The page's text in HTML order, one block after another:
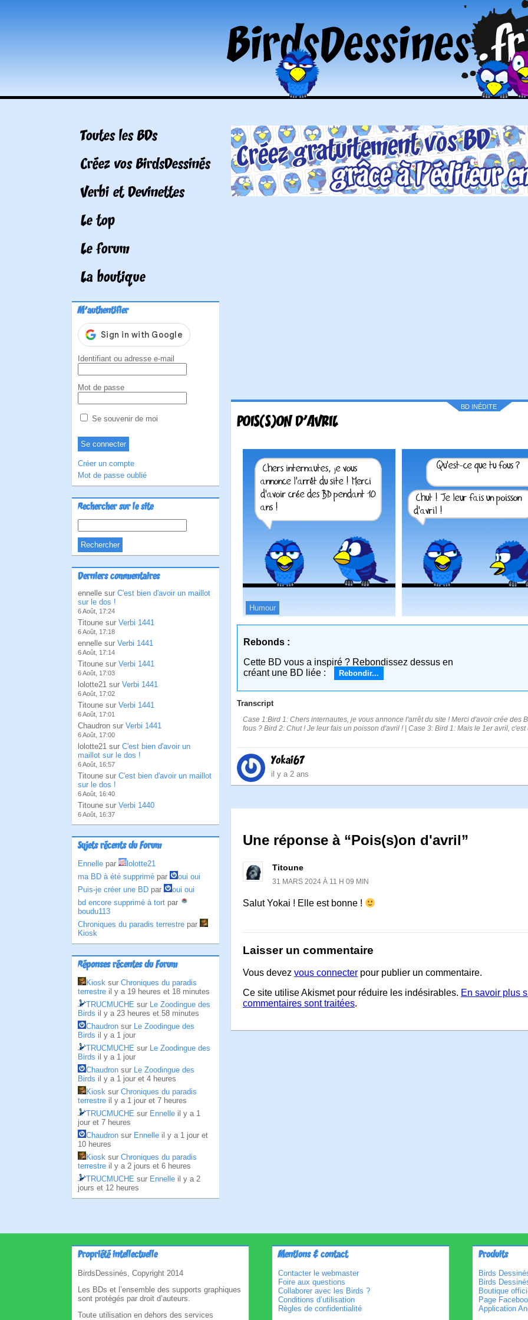
Toutes les BDs
Créez vos BirdsDessinés
Verbi et Devinettes
Le top
Le forum
La boutique
M'authentifier
Identifiant ou adresse e-mail
Mot de passe
Se souvenir de moi
Créer un compte
Mot de passe oublié
Rechercher sur le site
Derniers commentaires
ennelle sur C'est bien d'avoir un maillot
sur le dos !
6 Août, 17:24
Titoune sur Verbi 1441
6 Août, 17:18
ennelle sur Verbi 1441
6 Août, 17:14
Titoune sur Verbi 1441
6 Août, 17:03
lolotte21 sur Verbi 1441
6 Août, 17:02
Titoune sur Verbi 1441
6 Août, 17:01
Chaudron sur Verbi 1441
6 Août, 17:00
lolotte21 sur C'est bien d'avoir un
maillot sur le dos !
6 Août, 16:57
Titoune sur C'est bien d'avoir un maillot
sur le dos !
6 Août, 16:40
Titoune sur Verbi 1440
6 Août, 16:37
Sujets récents du Forum
Ennelle par
lolotte21
ma BD à été supprimé par
oui oui
Puis-je créer une BD par
oui oui
bd encore supprimé à tort par
boudu113
Chroniques du paradis terrestre par
Kiosk
Réponses récentes du Forum
Kiosk sur Chroniques du paradis
terrestre il y a 19 heures et 18 minutes
TRUCMUCHE sur Le Zoodingue des
Birds il y a 23 heures et 58 minutes
Chaudron sur Le Zoodingue des
Birds il y a 1 jour
TRUCMUCHE sur Le Zoodingue des
Birds il y a 1 jour
Chaudron sur Le Zoodingue des
Birds il y a 1 jour et 4 heures
Kiosk sur Chroniques du paradis
terrestre il y a 1 jour et 7 heures
TRUCMUCHE sur Ennelle il y a 1
jour et 7 heures
Chaudron sur Ennelle il y a 1 jour et
10 heures
Kiosk sur Chroniques du paradis
terrestre il y a 2 jours et 6 heures
TRUCMUCHE sur Ennelle il y a 2
jours et 12 heures
BD INÉDITE
POIS(S)ON D'AVRIL
Humour
Rebonds :
Cette BD vous a inspiré ? Rebondissez dessus en
créant une BD liée :
Rebondir...
Transcript
Case 1:Bird 1: Chers internautes, je vous annonce l'arrêt du site ! Merci d'avoir crée des
fous ? Bird 2: Chut ! Je leur fais un poisson d'avril ! | Case 3: Bird 1: Mais le 1er avril,
Yokai67
il y a 2 ans
Une réponse à “Pois(s)on d'avril”
Titoune
31 MARS 2024 À 11 H 09 MIN
Salut Yokai ! Elle est bonne !
Laisser un commentaire
Vous devez vous connecter pour publier un commentaire.
Ce site utilise Akismet pour réduire les indésirables. En savoir plus
commentaires sont traitées.
Propriété intellectuelle
BirdsDessinés, Copyright 2014
Les BDs et l’ensemble des supports graphiques
sont protégés par droit d’auteurs.
Toute utilisation en dehors des services
Mentions & contact
Contacter le webmaster
Foire aux questions
Collaborer avec les Birds ?
Conditions d’utilisation
Règles de confidentialité
Produits
Birds
Birds
Boutique
Page
Application